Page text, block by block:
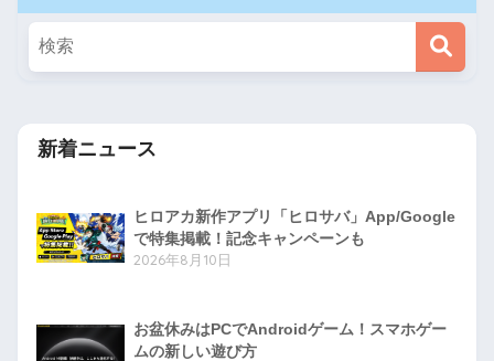
新着ニュース
ヒロアカ新作アプリ「ヒロサバ」App/Google
で特集掲載！記念キャンペーンも
2026年8月10日
お盆休みはPCでAndroidゲーム！スマホゲー
ムの新しい遊び方